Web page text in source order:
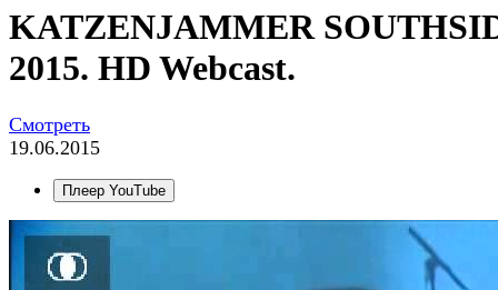
KATZENJAMMER
2015. HD Webcast.
Смотреть
19.06.2015
Плеер YouTube